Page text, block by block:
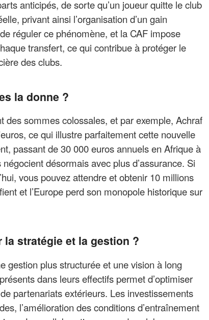
anticipés, de sorte qu’un joueur quitte le club
privant ainsi l’organisation d’un gain
réguler ce phénomène, et la CAF impose
transfert, ce qui contribue à protéger le
des clubs.
la donne ?
des sommes colossales, et par exemple, Achraf
ce qui illustre parfaitement cette nouvelle
passant de 30 000 euros annuels en Afrique à
désormais avec plus d’assurance. Si
vous pouvez attendre et obtenir 10 millions
et l’Europe perd son monopole historique sur
la stratégie et la gestion ?
gestion plus structurée et une vision à long
dans leurs effectifs permet d’optimiser
partenariats extérieurs. Les investissements
l’amélioration des conditions d’entraînement